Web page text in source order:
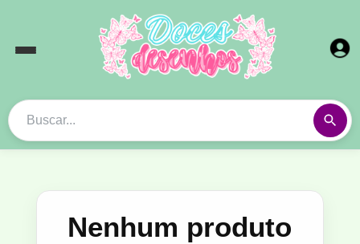
Nenhum produto